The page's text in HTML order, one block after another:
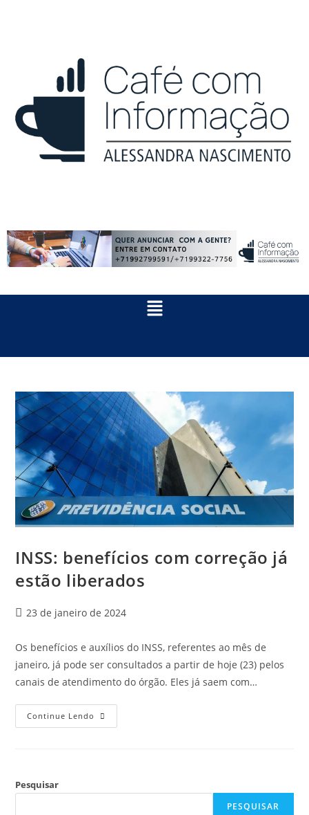
INSS: benefícios com correção já
estão liberados
23 de janeiro de 2024
Os benefícios e auxílios do INSS, referentes ao mês de
janeiro, já pode ser consultados a partir de hoje (23) pelos
canais de atendimento do órgão. Eles já saem com…
Continue Lendo
Pesquisar
PESQUISAR